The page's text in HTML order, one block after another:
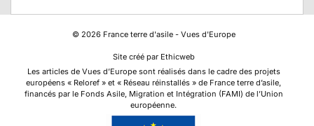
© 2026France terre d'asile - Vues d'Europe
Site créé par Ethicweb
Les articles de Vues d’Europe sont réalisés dans le cadre des projets
européens « Reloref » et « Réseau réinstallés » de France terre d’asile,
financés par le Fonds Asile, Migration et Intégration (FAMI) de l’Union
européenne.